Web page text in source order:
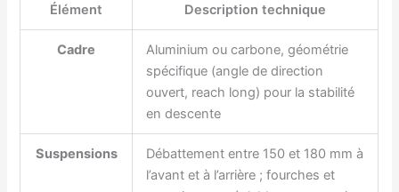
Élément Description technique
Cadre
Aluminium ou carbone, géométrie
spécifique (angle de direction
ouvert, reach long) pour la stabilité
en descente
Suspensions
Débattement entre 150 et 180 mm à
l’avant et à l’arrière ; fourches et